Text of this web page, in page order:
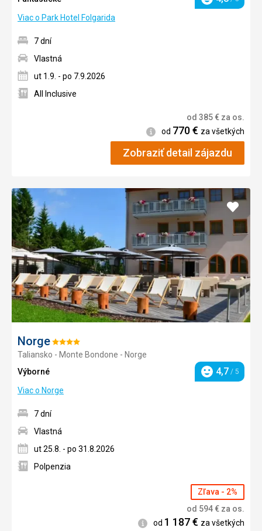
Hodnotenie
Viac o Park Hotel Folgarida
7 dní
Vlastná
ut 1.9. - po 7.9.2026
All Inclusive
od 385€ za os.
Informácie
od 770€ za všetkých
Zobraziť detail zájazdu
NorgeHodnotenie:
4/5
Taliansko - Monte Bondone - Norge
Výborné
Hodnotenie
4,7 / 5
Viac o Norge
Pridať
7 dní
Vlastná
ut 25.8. - po 31.8.2026
Polpenzia
Zľava - 2%
od 594€ za os.
Informácie
od 1 187€ za všetkých